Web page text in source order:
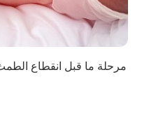
مرحلة ما قبل انقطاع